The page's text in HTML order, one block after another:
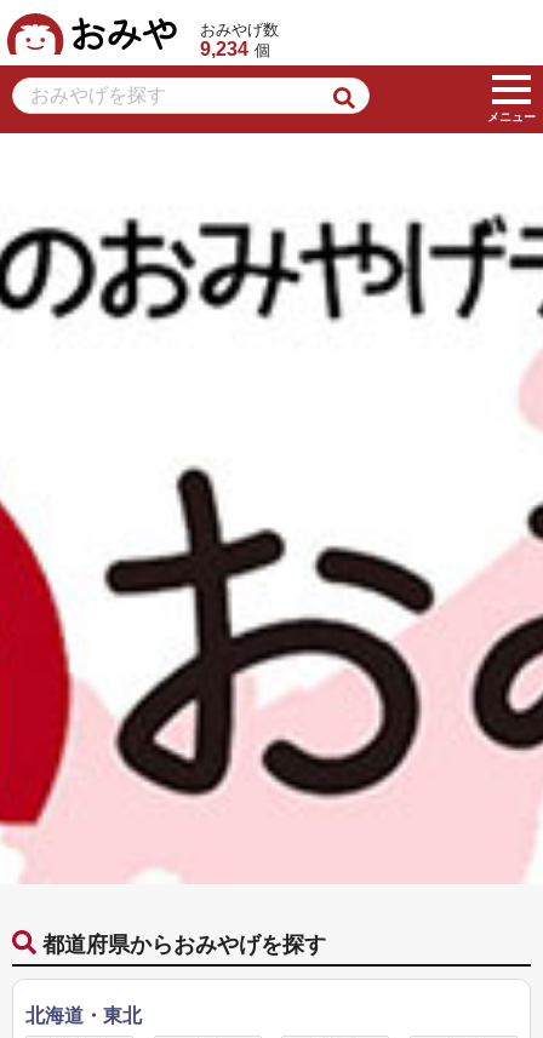
おみや
おみやげ数
9,234 個
メニュー
都道府県からおみやげを探す
北海道・東北